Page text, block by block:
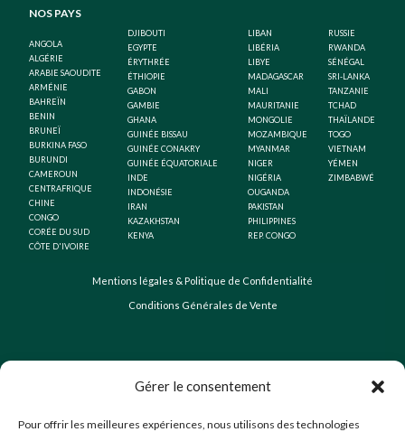
Gérer le consentement
Pour offrir les meilleures expériences, nous utilisons des technologies
NOS PAYS
ANGOLA
ALGÉRIE
ARABIE SAOUDITE
ARMÉNIE
BAHREÏN
BENIN
BRUNEÏ
BURKINA FASO
BURUNDI
CAMEROUN
CENTRAFRIQUE
CHINE
CONGO
CORÉE DU SUD
CÔTE D'IVOIRE
DJIBOUTI
EGYPTE
ÉRYTHRÉE
ÉTHIOPIE
GABON
GAMBIE
GHANA
GUINÉE BISSAU
GUINÉE CONAKRY
GUINÉE ÉQUATORIALE
INDE
INDONÉSIE
IRAN
KAZAKHSTAN
KENYA
LIBAN
LIBÉRIA
LIBYE
MADAGASCAR
MALI
MAURITANIE
MONGOLIE
MOZAMBIQUE
MYANMAR
NIGER
NIGÉRIA
OUGANDA
PAKISTAN
PHILIPPINES
REP. CONGO
RUSSIE
RWANDA
SÉNÉGAL
SRI-LANKA
TANZANIE
TCHAD
THAÏLANDE
TOGO
VIETNAM
YÉMEN
ZIMBABWÉ
Mentions légales & Politique de Confidentialité
Conditions Générales de Vente